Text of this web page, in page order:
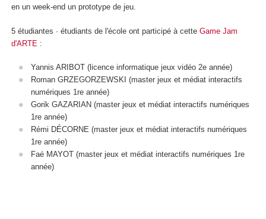
en un week-end un prototype de jeu.
5 étudiantes · étudiants de l'école ont participé à cette Game Jam
d'ARTE :
Yannis ARIBOT (licence informatique jeux vidéo 2e année)
Roman GRZEGORZEWSKI (master jeux et médiat interactifs
numériques 1re année)
Gorik GAZARIAN (master jeux et médiat interactifs numériques
1re année)
Rémi DÉCORNE (master jeux et médiat interactifs numériques
1re année)
Faé MAYOT (master jeux et médiat interactifs numériques 1re
année)